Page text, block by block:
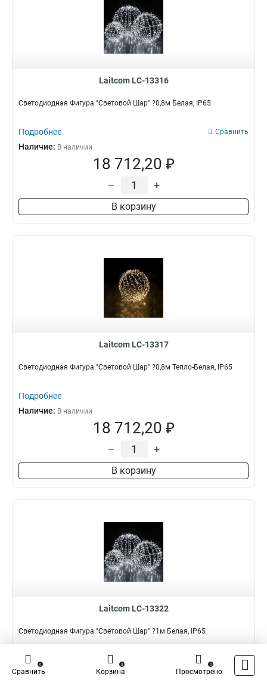
Laitcom LC-13316
Светодиодная Фигура "Световой Шар" ?0,8м Белая, IP65
Подробнее Сравнить
Наличие: В наличии
18 712,20 ₽
– +
В корзину
Laitcom LC-13317
Светодиодная Фигура "Световой Шар" ?0,8м Тепло-Белая, IP65
Подробнее
Наличие: В наличии
18 712,20 ₽
– +
В корзину
Laitcom LC-13322
Светодиодная Фигура "Световой Шар" ?1м Белая, IP65
Подробнее Сравнить
Наличие:
Сравнить
0
Корзина
0
Просмотрено
0